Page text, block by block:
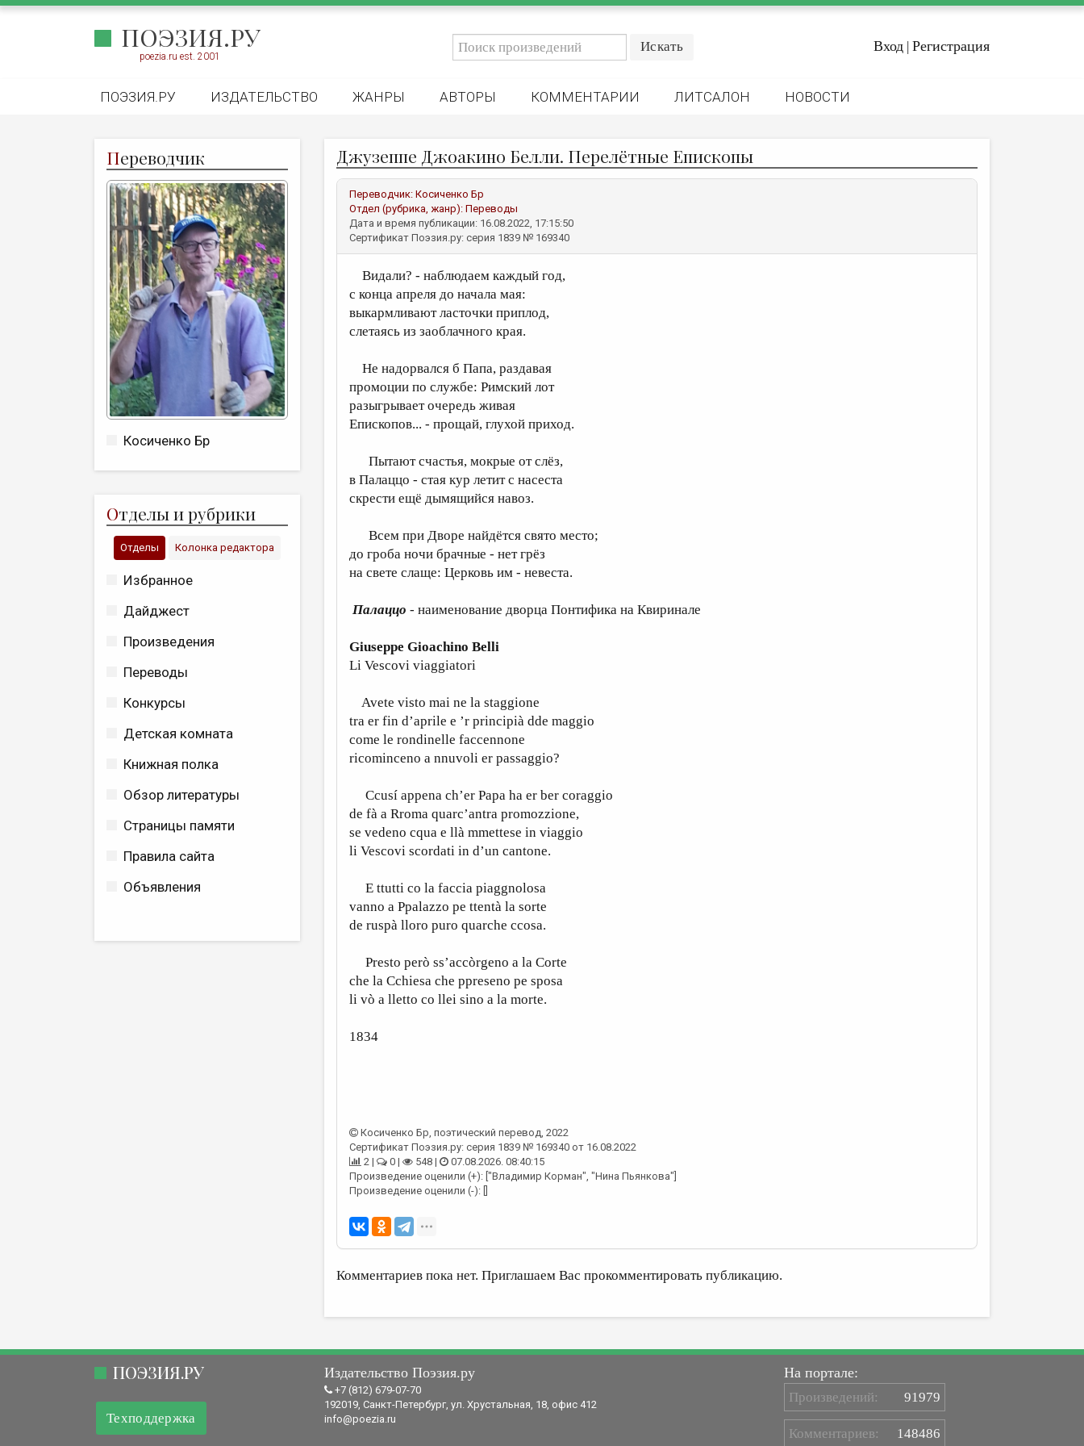
ПОЭЗИЯ.РУ
poezia.ru est. 2001
Вход | Регистрация
ПОЭЗИЯ.РУ ИЗДАТЕЛЬСТВО ЖАНРЫ АВТОРЫ КОММЕНТАРИИ ЛИТСАЛОН НОВОСТИ
Переводчик
Косиченко Бр
Отделы и рубрики
Отделы Колонка редактора
Избранное
Дайджест
Произведения
Переводы
Конкурсы
Детская комната
Книжная полка
Обзор литературы
Страницы памяти
Правила сайта
Объявления
Джузеппе Джоакино Белли. Перелётные Епископы
Переводчик: Косиченко Бр
Отдел (рубрика, жанр): Переводы
Дата и время публикации: 16.08.2022, 17:15:50
Сертификат Поэзия.ру: серия 1839 № 169340
Видали? - наблюдаем каждый год,
с конца апреля до начала мая:
выкармливают ласточки приплод,
слетаясь из заоблачного края.
Не надорвался б Папа, раздавая
промоции по службе: Римский лот
разыгрывает очередь живая
Епископов... - прощай, глухой приход.
Пытают счастья, мокрые от слёз,
в Палаццо - стая кур летит с насеста
скрести ещё дымящийся навоз.
Всем при Дворе найдётся свято место;
до гроба ночи брачные - нет грёз
на свете слаще: Церковь им - невеста.
Палаццо - наименование дворца Понтифика на Квиринале
Giuseppe Gioachino Belli
Li Vescovi viaggiatori
Avete visto mai ne la staggione
tra er fin d’aprile e ’r principià dde maggio
come le rondinelle faccennone
ricominceno a nnuvoli er passaggio?
Ccusí appena ch’er Papa ha er ber coraggio
de fà a Rroma quarc’antra promozzione,
se vedeno cqua e llà mmettese in viaggio
li Vescovi scordati in d’un cantone.
E ttutti co la faccia piaggnolosa
vanno a Ppalazzo pe ttentà la sorte
de ruspà lloro puro quarche ccosa.
Presto però ss’accòrgeno a la Corte
che la Cchiesa che ppreseno pe sposa
li vò a lletto co llei sino a la morte.
1834
Косиченко Бр, поэтический перевод, 2022
Сертификат Поэзия.ру: серия 1839 № 169340 от 16.08.2022
2 |
0 | 548 |
07.08.2026. 08:40:15
Произведение оценили (+): ["Владимир Корман", "Нина Пьянкова"]
Произведение оценили (-): []
Комментариев пока нет. Приглашаем Вас прокомментировать публикацию.
ПОЭЗИЯ.РУ
Техподдержка
Издательство Поэзия.ру
+7 (812) 679-07-70
192019, Санкт-Петербург, ул. Хрустальная, 18, офис 412
info@poezia.ru
На портале:
Произведений: 91979
Комментариев: 148486